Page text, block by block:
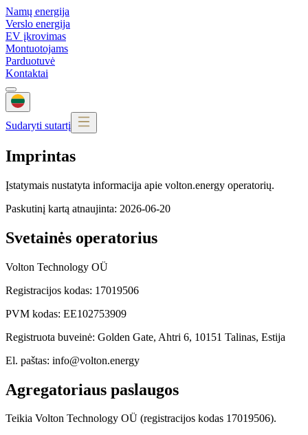
Namų energija
Verslo energija
EV įkrovimas
Montuotojams
Parduotuvė
Kontaktai
Sudaryti sutartį
Imprintas
Įstatymais nustatyta informacija apie volton.energy operatorių.
Paskutinį kartą atnaujinta: 2026-06-20
Svetainės operatorius
Volton Technology OÜ
Registracijos kodas: 17019506
PVM kodas: EE102753909
Registruota buveinė: Golden Gate, Ahtri 6, 10151 Talinas, Estija
El. paštas: info@volton.energy
Agregatoriaus paslaugos
Teikia Volton Technology OÜ (registracijos kodas 17019506).